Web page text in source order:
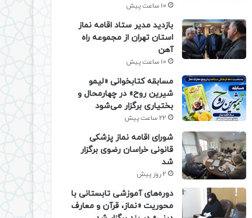
10 ساعت پیش
بازدید مدیر ستاد اقامه نماز
استان تهران از مجموعه راه
آهن
10 ساعت پیش
مسابقه کتابخوانی «لیمو
شیرین روح» در چهارمحال و
بختیاری برگزار می‌شود
22 ساعت پیش
شورای اقامه نماز پزشکی
قانونی خراسان رضوی برگزار
شد
2 روز پیش
دوره‌های آموزشی تابستانی با
محوریت «نماز، قرآن و معارف